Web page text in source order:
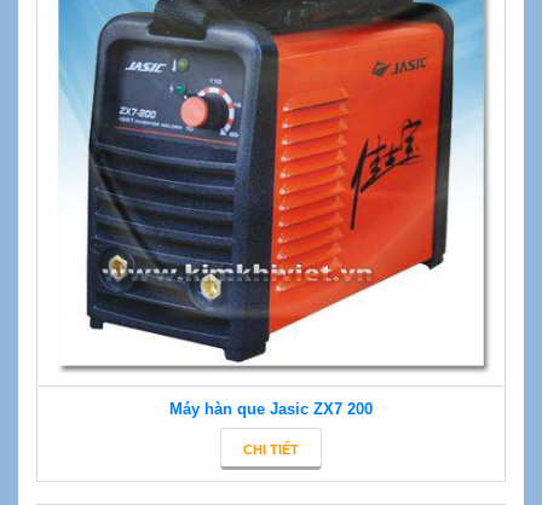
Máy hàn que Jasic ZX7 200
CHI TIẾT